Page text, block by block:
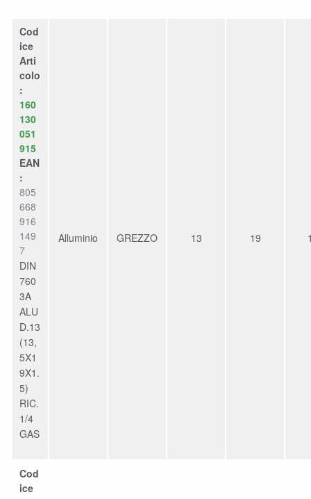
Cod
ice
Arti
colo
:
160
130
051
915
EAN
:
805
668
916
149
7
DIN
760
3A
ALU
D.13
(13,
5X1
9X1.
5)
RIC.
1/4
GAS
Alluminio GREZZO 13 19
Cod
ice